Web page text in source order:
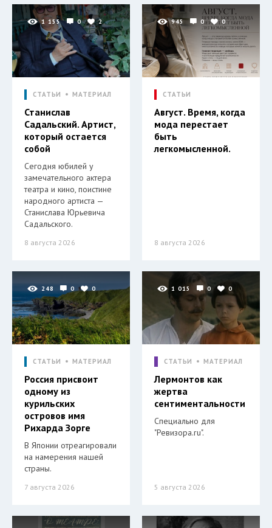
1 155 0 2
СТАТЬИ МАТЕРИАЛ
Станислав
Садальский. Артист,
который остается
собой
Сегодня юбилей у
замечательного актера
театра и кино, поистине
народного артиста —
Станислава Юрьевича
Садальского.
8 августа 2026
945 0 0
СТАТЬИ
Август. Время, когда
мода перестает
быть
легкомысленной.
8 августа 2026
248 0 0
СТАТЬИ МАТЕРИАЛ
Россия присвоит
одному из
курильских
островов имя
Рихарда Зорге
В Японии отреагировали
на намерения нашей
страны.
7 августа 2026
1 015 0 0
СТАТЬИ МАТЕРИАЛ
Лермонтов как
жертва
сентиментальности
Специально для
"Ревизора.ru".
5 августа 2026